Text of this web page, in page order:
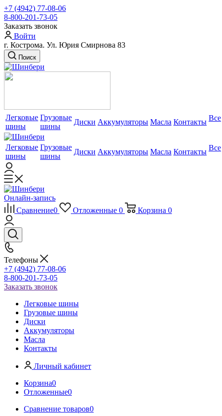
+7 (4942) 77-08-06
8-800-201-73-05
Заказать звонок
Войти
г. Кострома. Ул. Юрия Смирнова 83
Поиск
Легковые
шины
Грузовые
шины
Диски Аккумуляторы Масла Контакты Все
Легковые
шины
Грузовые
шины
Диски Аккумуляторы Масла Контакты Все
Онлайн-запись
Сравнение0 Отложенные 0 Корзина 0
Телефоны
+7 (4942) 77-08-06
8-800-201-73-05
Заказать звонок
Легковые шины
Грузовые шины
Диски
Аккумуляторы
Масла
Контакты
Личный кабинет
Корзина0
Отложенные0
Сравнение товаров0